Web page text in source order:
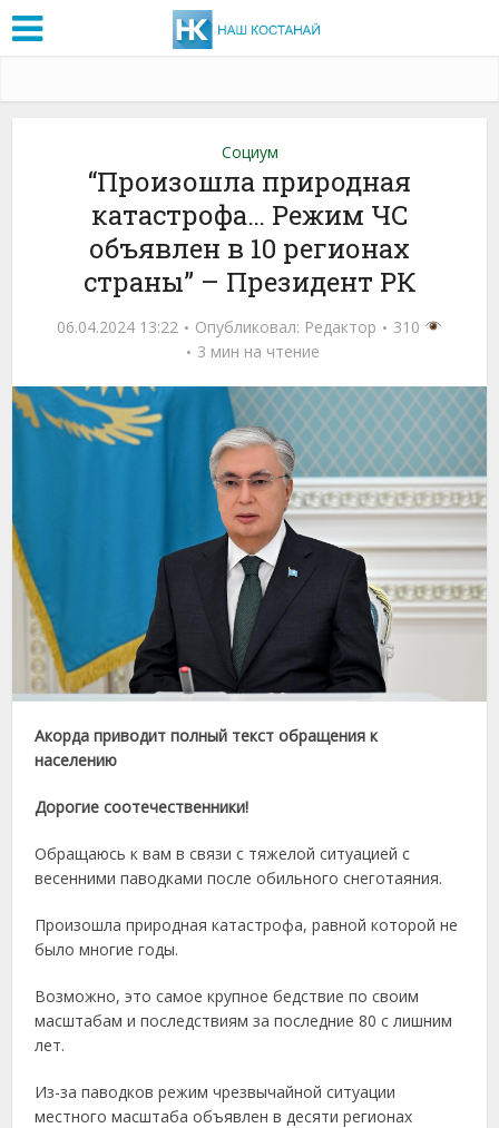
Социум
“Произошла природная
катастрофа… Режим ЧС
объявлен в 10 регионах
страны” – Президент РК
06.04.2024 13:22 Опубликовал: Редактор
310
3 мин на чтение
Акорда приводит полный текст обращения к
населению
Дорогие соотечественники!
Обращаюсь к вам в связи с тяжелой ситуацией с
весенними паводками после обильного снеготаяния.
Произошла природная катастрофа, равной которой не
было многие годы.
Возможно, это самое крупное бедствие по своим
масштабам и последствиям за последние 80 с лишним
лет.
Из-за паводков режим чрезвычайной ситуации
местного масштаба объявлен в десяти регионах